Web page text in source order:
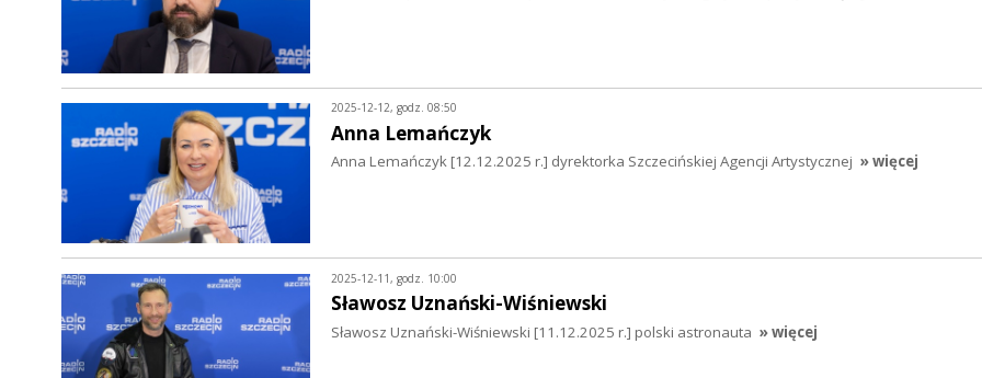
2025-12-12, godz. 08:50
Anna Lemańczyk
Anna Lemańczyk [12.12.2025 r.] dyrektorka Szczecińskiej Agencji Artystycznej » więcej
2025-12-11, godz. 10:00
Sławosz Uznański-Wiśniewski
Sławosz Uznański-Wiśniewski [11.12.2025 r.] polski astronauta » więcej